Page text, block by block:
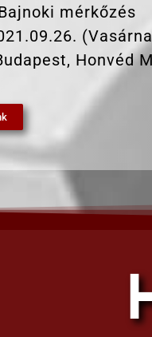
mérkőzés
Honvéd